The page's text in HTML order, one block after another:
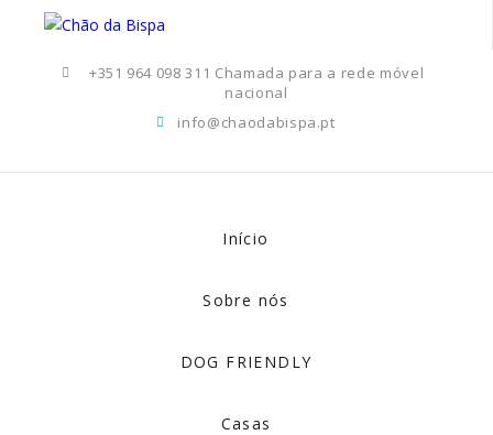
+351 964 098 311 Chamada para a rede móvel
nacional
info@chaodabispa.pt
Início
Sobre nós
DOG FRIENDLY
Casas